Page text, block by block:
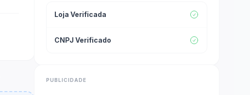
Loja Verificada
CNPJ Verificado
PUBLICIDADE